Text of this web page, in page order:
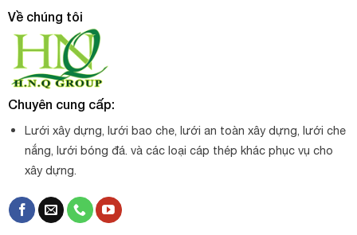
Về chúng tôi
Chuyên cung cấp:
Lưới xây dựng, lưới bao che, lưới an toàn xây dựng, lưới che
nắng, lưới bóng đá. và các loại cáp thép khác phục vụ cho
xây dựng.